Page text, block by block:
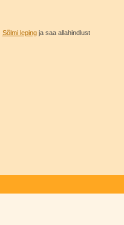
Sõlmi lepingja saa allahindlust